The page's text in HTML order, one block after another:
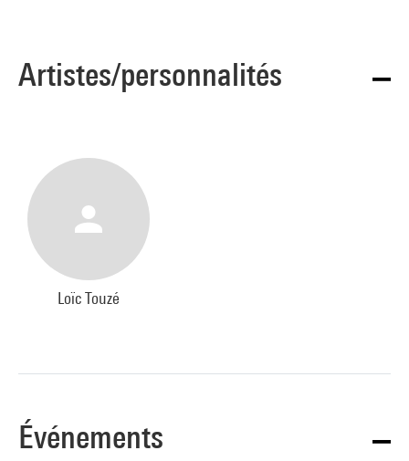
Artistes/personnalités
Loïc Touzé
Événements